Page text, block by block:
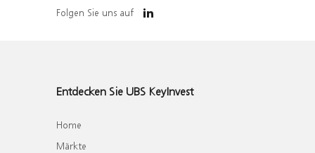
Folgen Sie uns auf
Entdecken Sie UBS KeyInvest
Home
Märkte